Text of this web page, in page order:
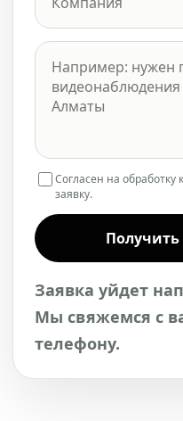
Согласен на обработку
заявку.
Заявка уйдет
Мы свяжемся с
телефону.